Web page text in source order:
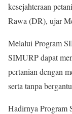
kesejahteraan
Rawa (DR), ujar
Melalui Program
SIMURP dapat
pertanian dengan
serta tanpa
Hadirnya Program